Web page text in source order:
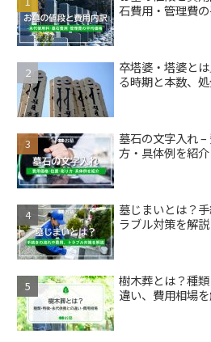
石費用・管理費
卒塔婆・塔婆と
る時期と本数、
墓石の文字入れ
方・具体例を紹介
墓じまいとは？
ラブル対策を解説
樹木葬とは？種
違い、費用相場